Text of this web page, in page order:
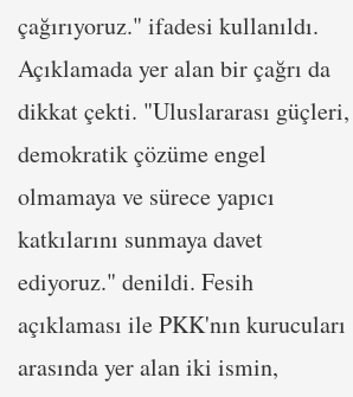
çağırıyoruz." ifadesi kullanıldı.
Açıklamada yer alan bir çağrı da
dikkat çekti. "Uluslararası güçleri,
demokratik çözüme engel
olmamaya ve sürece yapıcı
katkılarını sunmaya davet
ediyoruz." denildi. Fesih
açıklaması ile PKK'nın kurucuları
arasında yer alan iki ismin,